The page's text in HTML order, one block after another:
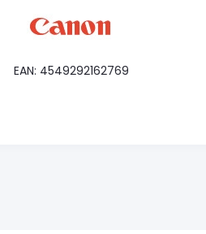
EAN: 4549292162769